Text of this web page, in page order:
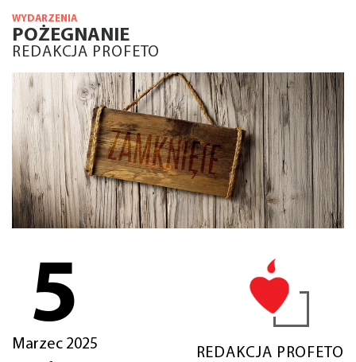
WYDARZENIA
POŻEGNANIE
REDAKCJA PROFETO
5
Marzec 2025
REDAKCJA PROFETO